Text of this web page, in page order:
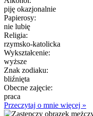
piję okazjonalnie
Papierosy:
nie lubię
Religia:
rzymsko-katolicka
Wykształcenie:
wyższe
Znak zodiaku:
bliźnięta
Obecne zajęcie:
praca
Przeczytaj o mnie więcej »